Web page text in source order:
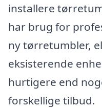
installere
har brug for
ny tørretumbler,
eksisterende
hurtigere end
forskellige tilbud.